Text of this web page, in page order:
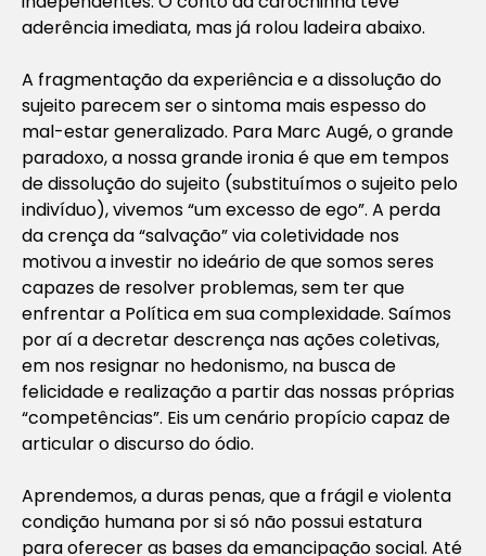
aderência imediata, mas já rolou ladeira abaixo.
A fragmentação da experiência e a dissolução do
sujeito parecem ser o sintoma mais espesso do
mal-estar generalizado. Para Marc Augé, o grande
paradoxo, a nossa grande ironia é que em tempos
de dissolução do sujeito (substituímos o sujeito pelo
indivíduo), vivemos “um excesso de ego”. A perda
da crença da “salvação” via coletividade nos
motivou a investir no ideário de que somos seres
capazes de resolver problemas, sem ter que
enfrentar a Política em sua complexidade. Saímos
por aí a decretar descrença nas ações coletivas,
em nos resignar no hedonismo, na busca de
felicidade e realização a partir das nossas próprias
“competências”. Eis um cenário propício capaz de
articular o discurso do ódio.
Aprendemos, a duras penas, que a frágil e violenta
condição humana por si só não possui estatura
para oferecer as bases da emancipação social. Até